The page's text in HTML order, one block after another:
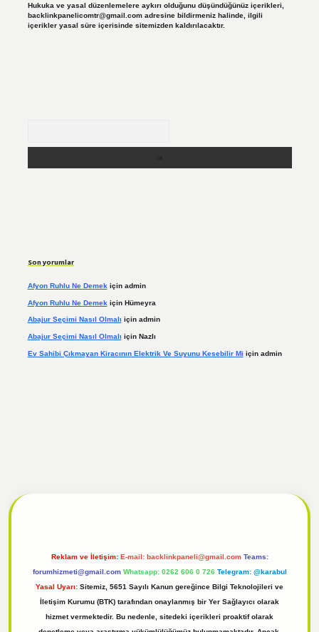
Hukuka ve yasal düzenlemelere aykırı olduğunu düşündüğünüz içerikleri,
backlinkpanelicomtr@gmail.comadresine bildirmeniz halinde, ilgili
içerikler yasal süre içerisinde sitemizden kaldırılacaktır.
Son yorumlar
Afyon Ruhlu Ne Demek için admin
Afyon Ruhlu Ne Demek için Hümeyra
Abajur Seçimi Nasıl Olmalı için admin
Abajur Seçimi Nasıl Olmalı için Nazlı
Ev Sahibi Çıkmayan Kiracının Elektrik Ve Suyunu Kesebilir Mi için admin
Reklam ve İletişim: E-mail: backlinkpaneli@gmail.com Teams:
forumhizmeti@gmail.com Whatsapp: 0262 606 0 726 Telegram: @karabul
Yasal Uyarı: Sitemiz, 5651 Sayılı Kanun gereğince Bilgi Teknolojileri ve
İletişim Kurumu (BTK) tarafından onaylanmış bir Yer Sağlayıcı olarak
hizmet vermektedir. Bu nedenle, sitedeki içerikleri proaktif olarak